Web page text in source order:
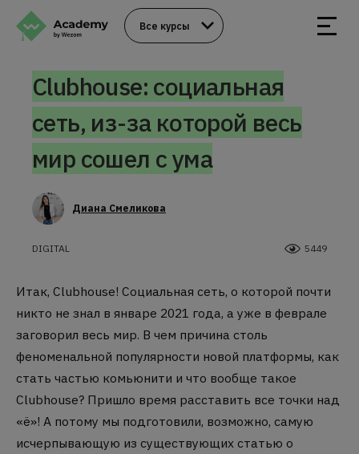
Все курсы
Clubhouse: социальная
сеть, из-за которой весь
мир сошел с ума
Диана Смеликова
DIGITAL 5449
Итак, Clubhouse! Социальная сеть, о которой почти
никто не знал в январе 2021 года, а уже в феврале
заговорил весь мир. В чем причина столь
феноменальной популярности новой платформы, как
стать частью комьюнити и что вообще такое
Clubhouse? Пришло время расставить все точки над
«ё»! А потому мы подготовили, возможно, самую
исчерпывающую из существующих статью о